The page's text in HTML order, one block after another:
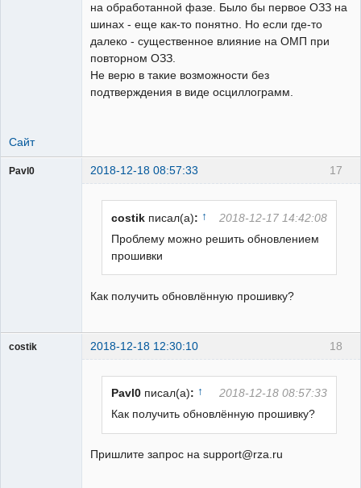
на обработанной фазе. Было бы первое ОЗЗ на
шинах - еще как-то понятно. Но если где-то
далеко - существенное влияние на ОМП при
повторном ОЗЗ.
Не верю в такие возможности без
подтверждения в виде осциллограмм.
Сайт
17
Pavl0 2018-12-18 08:57:33
costik писал(а): ↑
2018-12-17 14:42:08
Проблему можно решить обновлением
прошивки
Как получить обновлённую прошивку?
18
costik 2018-12-18 12:30:10
Pavl0 писал(а): ↑
2018-12-18 08:57:33
Как получить обновлённую прошивку?
Пришлите запрос на support@rza.ru